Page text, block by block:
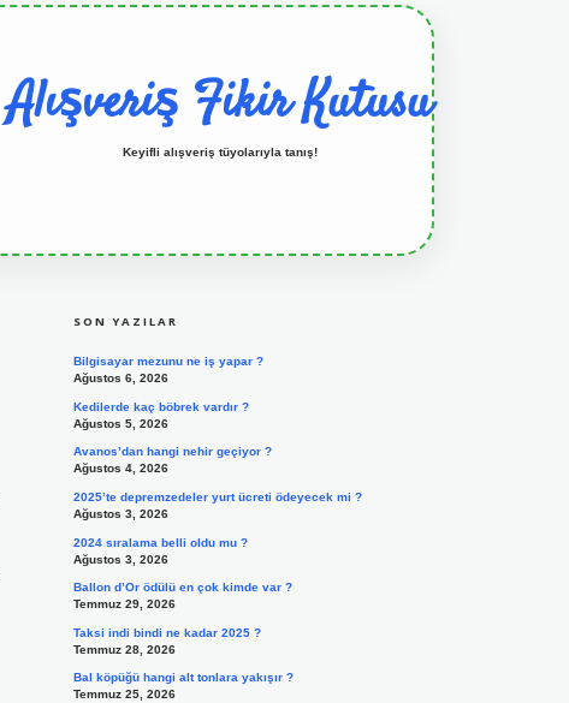
Alışveriş Fikir Kutusu
Keyifli alışveriş tüyolarıyla tanış!
SON YAZILAR
Bilgisayar mezunu ne iş yapar ?
Ağustos 6, 2026
Kedilerde kaç böbrek vardır ?
Ağustos 5, 2026
Avanos’dan hangi nehir geçiyor ?
Ağustos 4, 2026
2025’te depremzedeler yurt ücreti ödeyecek mi ?
Ağustos 3, 2026
2024 sıralama belli oldu mu ?
Ağustos 3, 2026
Ballon d’Or ödülü en çok kimde var ?
Temmuz 29, 2026
Taksi indi bindi ne kadar 2025 ?
Temmuz 28, 2026
Bal köpüğü hangi alt tonlara yakışır ?
Temmuz 25, 2026